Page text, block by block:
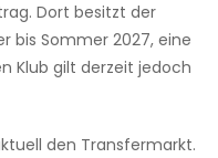
Dort besitzt der
bis Sommer 2027, eine
Klub gilt derzeit jedoch
den Transfermarkt.